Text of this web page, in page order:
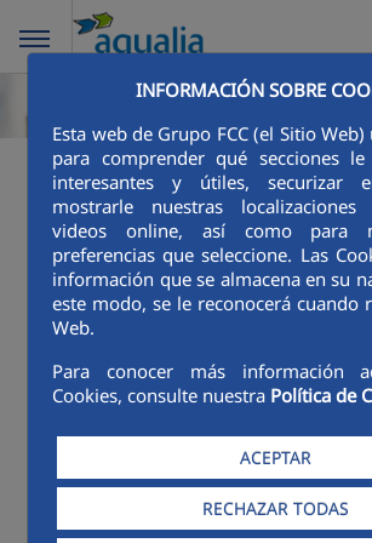
INFORMACIÓN SOBRE
Esta web de Grupo FCC (el Sitio
para comprender qué secciones
interesantes y útiles, securizar
mostrarle nuestras
videos online, así como para
preferencias que seleccione. Las
información que se almacena en su
este modo, se le reconocerá cuando
Web.
Para conocer más información
Cookies, consulte nuestra Política de
ACEPTAR
RECHAZAR TODAS
¿Qué pago
factura?
Tarifas y reglamentos
ALCANTARILLADO Y
SALAMANCA_ REGLAMENTO
ABASTICIMIENTO. (1).pdf